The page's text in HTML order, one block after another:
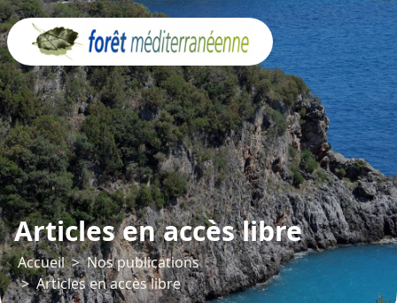
Articles en accès libre
Accueil
Nos publications
Articles en accès libre
Panneau de gestion des cookies